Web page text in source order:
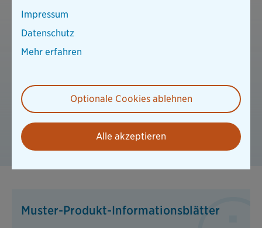
B 270403 Highlightblatt ExistenzBudget Kinder
Selbstständige
PDF / 965 KB - barrierefrei
Muster-Produkt-Informationsblätter
Impressum
Datenschutz
Mehr erfahren
Optionale Cookies ablehnen
Alle akzeptieren